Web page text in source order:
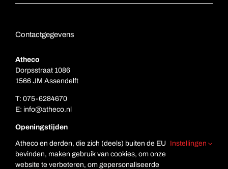
Contactgegevens
Atheco
Dorpsstraat 1086
1566 JM Assendelft
T: 075-6284670
E: info@atheco.nl
Openingstijden
Za: Gesloten
Zo. Gesloten
Atheco en derden, die zich (deels) buiten de EU
bevinden, maken gebruik van cookies, om onze
website te verbeteren, om gepersonaliseerde
Instellingen